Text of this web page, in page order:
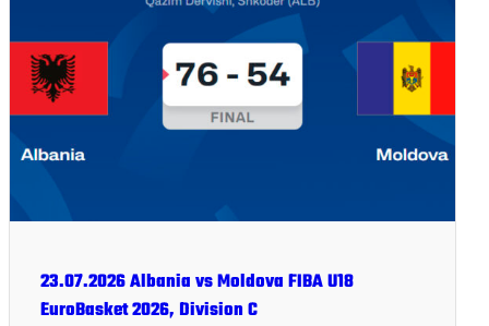
23.07.2026 Albania vs Moldova FIBA U18
EuroBasket 2026, Division C